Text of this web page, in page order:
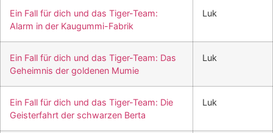
Ein Fall für dich und das Tiger-Team:
Alarm in der Kaugummi-Fabrik
Luk
Ein Fall für dich und das Tiger-Team: Das
Geheimnis der goldenen Mumie
Luk
Ein Fall für dich und das Tiger-Team: Die
Geisterfahrt der schwarzen Berta
Luk